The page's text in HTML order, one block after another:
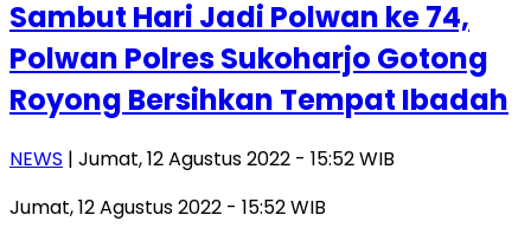
Sambut Hari Jadi Polwan ke 74,
Polwan Polres Sukoharjo Gotong
Royong Bersihkan Tempat Ibadah
NEWS | Jumat, 12 Agustus 2022 - 15:52 WIB
Jumat, 12 Agustus 2022 - 15:52 WIB